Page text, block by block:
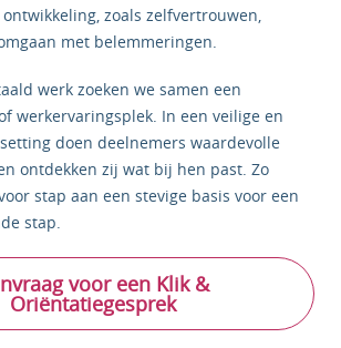
zoals zelfvertrouwen,
met belemmeringen.
werk zoeken we samen een
werkervaringsplek. In een veilige en
doen deelnemers waardevolle
ontdekken zij wat bij hen past. Zo
stap aan een stevige basis voor een
stap.
voor een Klik &
Oriëntatiegesprek